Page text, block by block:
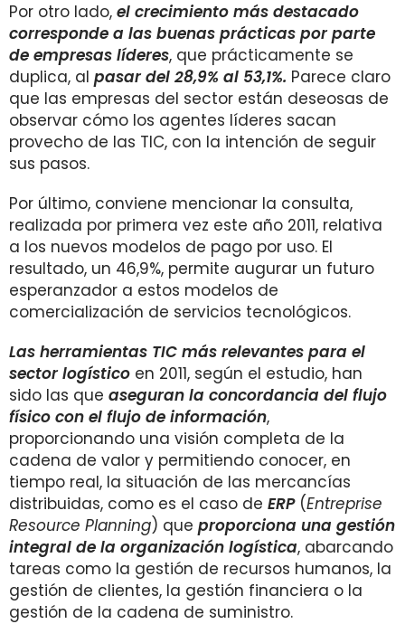
Por otro lado, el crecimiento más destacado
corresponde a las buenas prácticas por parte
de empresas líderes, que prácticamente se
duplica, al pasar del 28,9% al 53,1%. Parece claro
que las empresas del sector están deseosas de
observar cómo los agentes líderes sacan
provecho de las TIC, con la intención de seguir
sus pasos.
Por último, conviene mencionar la consulta,
realizada por primera vez este año 2011, relativa
a los nuevos modelos de pago por uso. El
resultado, un 46,9%, permite augurar un futuro
esperanzador a estos modelos de
comercialización de servicios tecnológicos.
Las herramientas TIC más relevantes para el
sector logístico en 2011, según el estudio, han
sido las que aseguran la concordancia del flujo
físico con el flujo de información,
proporcionando una visión completa de la
cadena de valor y permitiendo conocer, en
tiempo real, la situación de las mercancías
distribuidas, como es el caso de ERP (Entreprise
Resource Planning) que proporciona una gestión
integral de la organización logística, abarcando
tareas como la gestión de recursos humanos, la
gestión de clientes, la gestión financiera o la
gestión de la cadena de suministro.